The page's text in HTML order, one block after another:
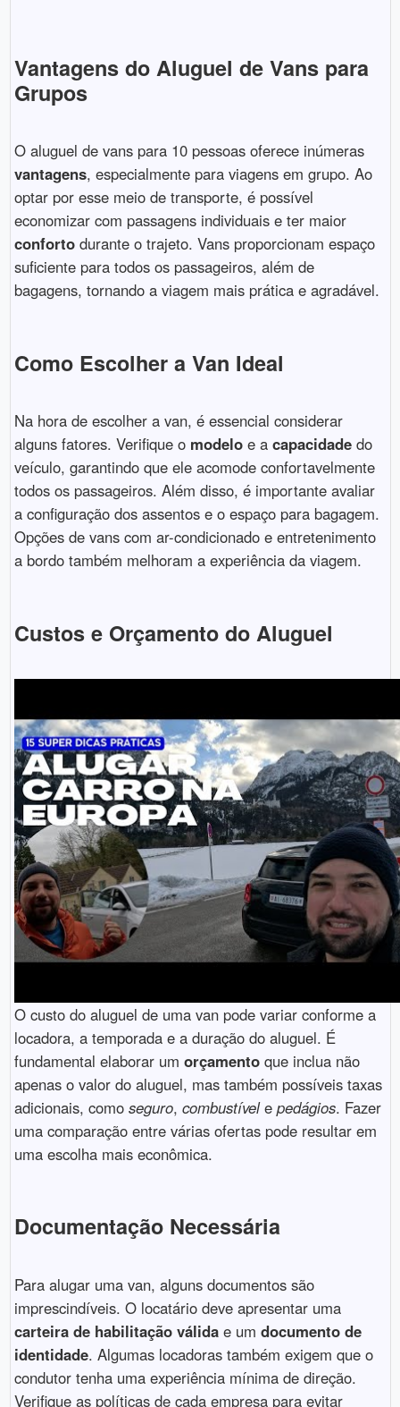
Vantagens do Aluguel de Vans para
Grupos
O aluguel de vans para 10 pessoas oferece inúmeras
vantagens, especialmente para viagens em grupo. Ao
optar por esse meio de transporte, é possível
economizar com passagens individuais e ter maior
confortodurante o trajeto. Vans proporcionam espaço
suficiente para todos os passageiros, além de
bagagens, tornando a viagem mais prática e agradável.
Como Escolher a Van Ideal
Na hora de escolher a van, é essencial considerar
alguns fatores. Verifique o modeloe a capacidadedo
veículo, garantindo que ele acomode confortavelmente
todos os passageiros. Além disso, é importante avaliar
a configuração dos assentos e o espaço para bagagem.
Opções de vans com ar-condicionado e entretenimento
a bordo também melhoram a experiência da viagem.
Custos e Orçamento do Aluguel
O custo do aluguel de uma van pode variar conforme a
locadora, a temporada e a duração do aluguel. É
fundamental elaborar um orçamentoque inclua não
apenas o valor do aluguel, mas também possíveis taxas
adicionais, como seguro, combustívele pedágios. Fazer
uma comparação entre várias ofertas pode resultar em
uma escolha mais econômica.
Documentação Necessária
Para alugar uma van, alguns documentos são
imprescindíveis. O locatário deve apresentar uma
carteira de habilitação válidae um documento de
identidade. Algumas locadoras também exigem que o
condutor tenha uma experiência mínima de direção.
Verifique as políticas de cada empresa para evitar